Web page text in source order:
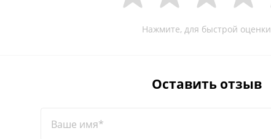
Нажмите, для быстрой оценки
Оставить отзыв
Ваше имя*